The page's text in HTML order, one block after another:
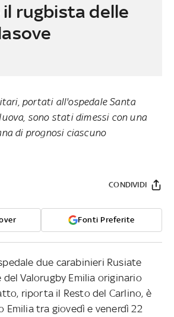
rugbista delle
portati all'ospedale Santa
sono stati dimessi con una
di prognosi ciascuno
Fonti Preferite
CONDIVIDI
due carabinieri Rusiate
del Valorugby Emilia originario
riporta il Resto del Carlino, è
Emilia tra giovedì e venerdì 22